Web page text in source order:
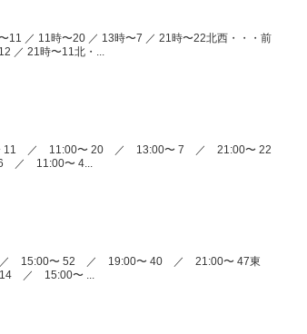
11 ／ 11時〜20 ／ 13時〜7 ／ 21時〜22北西・・・前
／ 21時〜11北・...
11 ／ 11:00〜 20 ／ 13:00〜 7 ／ 21:00〜 22
／ 11:00〜 4...
15:00〜 52 ／ 19:00〜 40 ／ 21:00〜 47東
／ 15:00〜 ...